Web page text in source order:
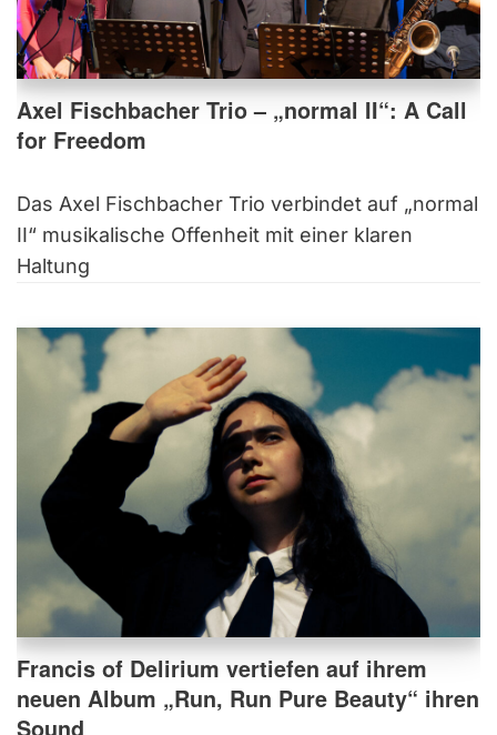
Axel Fischbacher Trio – „normal II“: A Call
for Freedom
Das Axel Fischbacher Trio verbindet auf „normal
II“ musikalische Offenheit mit einer klaren
Haltung
Francis of Delirium vertiefen auf ihrem
neuen Album „Run, Run Pure Beauty“ ihren
Sound